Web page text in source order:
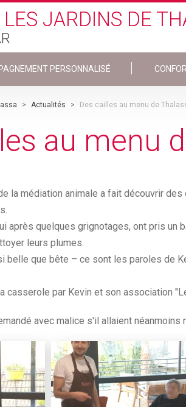
LES JARDINS DE
PERSONNALISÉ
> Actualités > Des cailles au menu de
au menu
la médiation animale a fait découvrir
après quelques grignotages, ont pris un
leurs plumes.
belle que bête – ce sont les paroles de
casserole par Kevin et son association
avec malice s'il allaient